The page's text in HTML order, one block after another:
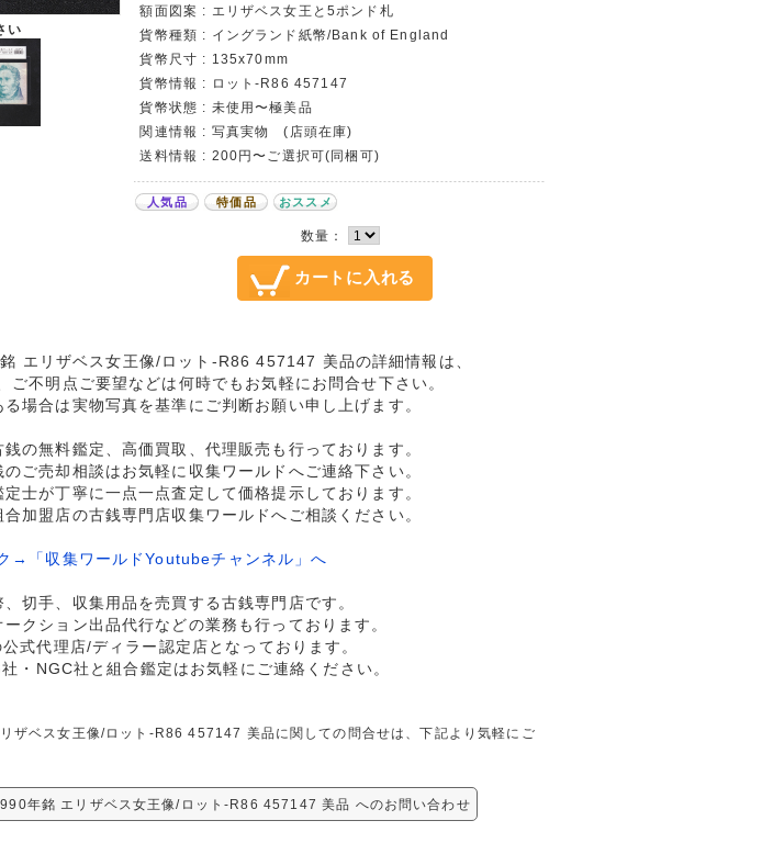
い
額面図案 : エリザベス女王と5ポンド札
貨幣種類 : イングランド紙幣/Bank of England
貨幣尺寸 : 135x70mm
貨幣情報 : ロット-R86 457147
貨幣状態 : 未使用〜極美品
関連情報 : 写真実物 (店頭在庫)
送料情報 : 200円〜ご選択可(同梱可)
人気品 特価品 おススメ
数量：
エリザベス女王像/ロット-R86 457147 美品の詳細情報は、
不明点ご要望などは何時でもお気軽にお問合せ下さい。
場合は実物写真を基準にご判断お願い申し上げます。
の無料鑑定、高価買取、代理販売も行っております。
ご売却相談はお気軽に収集ワールドへご連絡下さい。
士が丁寧に一点一点査定して価格提示しております。
加盟店の古銭専門店収集ワールドへご相談ください。
→「収集ワールドYoutubeチャンネル」へ
切手、収集用品を売買する古銭専門店です。
クション出品代行などの業務も行っております。
式代理店/ディラー認定店となっております。
・NGC社と組合鑑定はお気軽にご連絡ください。
ザベス女王像/ロット-R86 457147 美品に関しての問合せは、下記より気軽にご
年銘 エリザベス女王像/ロット-R86 457147 美品 へのお問い合わせ